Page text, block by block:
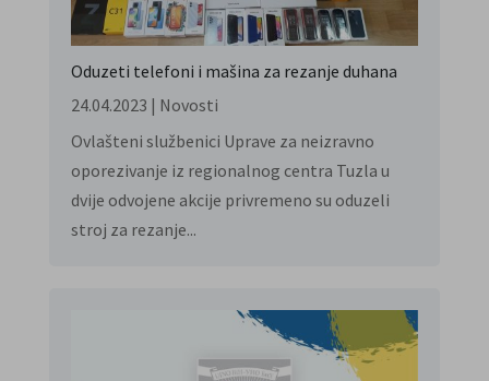
Oduzeti telefoni i mašina za rezanje duhana
24.04.2023 | Novosti
Ovlašteni službenici Uprave za neizravno
oporezivanje iz regionalnog centra Tuzla u
dvije odvojene akcije privremeno su oduzeli
stroj za rezanje...